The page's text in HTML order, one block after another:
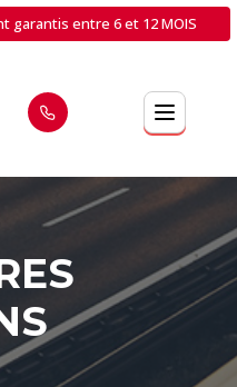
garantis entre 6 et 12 MOIS